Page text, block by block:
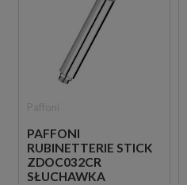
PAFFONI
RUBINETTERIE STICK
ZDOC032CR
SŁUCHAWKA